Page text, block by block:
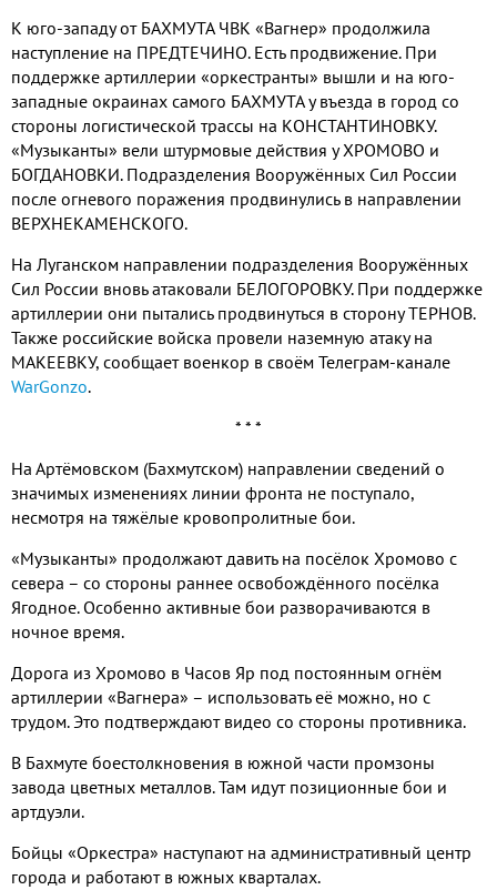
К юго-западу от БАХМУТА ЧВК «Вагнер» продолжила
наступление на ПРЕДТЕЧИНО. Есть продвижение. При
поддержке артиллерии «оркестранты» вышли и на юго-
западные окраинах самого БАХМУТА у въезда в город со
стороны логистической трассы на КОНСТАНТИНОВКУ.
«Музыканты» вели штурмовые действия у ХРОМОВО и
БОГДАНОВКИ. Подразделения Вооружённых Сил России
после огневого поражения продвинулись в направлении
ВЕРХНЕКАМЕНСКОГО.
На Луганском направлении подразделения Вооружённых
Сил России вновь атаковали БЕЛОГОРОВКУ. При поддержке
артиллерии они пытались продвинуться в сторону ТЕРНОВ.
Также российские войска провели наземную атаку на
МАКЕЕВКУ, сообщает военкор в своём Телеграм-канале
WarGonzo.
* * *
На Артёмовском (Бахмутском) направлении сведений о
значимых изменениях линии фронта не поступало,
несмотря на тяжёлые кровопролитные бои.
«Музыканты» продолжают давить на посёлок Хромово с
севера – со стороны раннее освобождённого посёлка
Ягодное. Особенно активные бои разворачиваются в
ночное время.
Дорога из Хромово в Часов Яр под постоянным огнём
артиллерии «Вагнера» – использовать её можно, но с
трудом. Это подтверждают видео со стороны противника.
В Бахмуте боестолкновения в южной части промзоны
завода цветных металлов. Там идут позиционные бои и
артдуэли.
Бойцы «Оркестра» наступают на административный центр
города и работают в южных кварталах.